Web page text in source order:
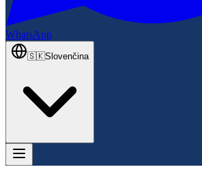
WhatsApp
🇸🇰Slovenčina